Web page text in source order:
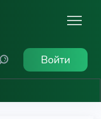
Войти